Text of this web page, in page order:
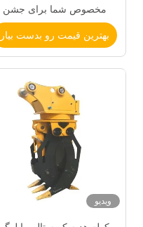
مخصوص شما برای جشن
کریسمس
بهترین قیمت رو بدست بیار
ویدیو